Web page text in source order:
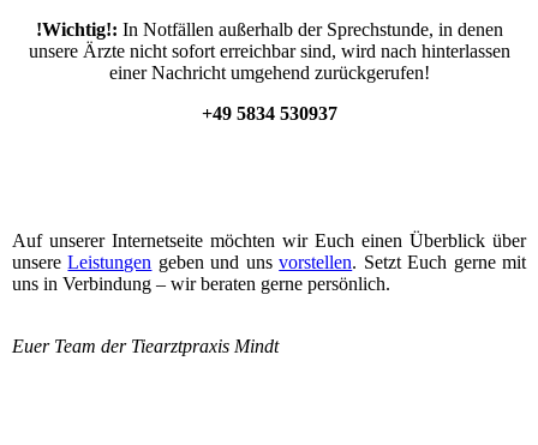
!Wichtig!: In Notfällen außerhalb der Sprechstunde, in denen
unsere Ärzte nicht sofort erreichbar sind, wird nach hinterlassen
einer Nachricht umgehend zurückgerufen!
+49 5834 530937
Auf unserer Internetseite möchten wir Euch einen Überblick über
unsereLeistungen geben und unsvorstellen. Setzt Euch gerne mit
uns in Verbindung – wir beraten gerne persönlich.
Euer Team der Tiearztpraxis Mindt